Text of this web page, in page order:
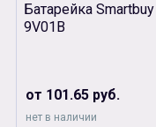
Батарейка
9V01B
от 101.65 руб.
нет в наличии